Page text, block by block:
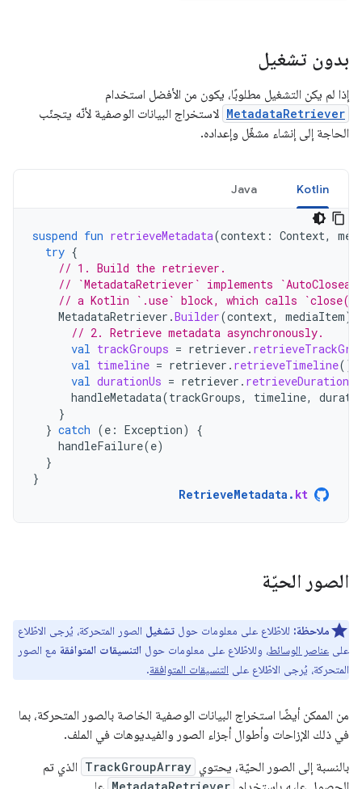
بدون تشغيل
إذا لم يكن التشغيل مطلوبًا، يكون من الأفضل استخدام
MetadataRetriever لاستخراج البيانات الوصفية لأنّه يتجنّب
الحاجة إلى إنشاء مشغّل وإعداده.
Kotlin
Java
suspend fun retrieveMetadata(context : Context,
try {
// 1. Build the retriever.
// `MetadataRetriever` implements
// a Kotlin `.use` block, which calls
MetadataRetriever .Builder(context, mediaItem).
// 2. Retrieve metadata asynchronously.
val trackGroups = retriever .
val timeline = retriever . retrieveTimeline().
val durationUs = retriever . retrieveDurationUs
handleMetadata(trackGroups, timeline,
}
} catch (e : Exception)
{
handleFailure(e)
}
}
RetrieveMetadata . kt
الصور الحيّة
ملاحظة: للاطّلاع على معلومات حول تشغيل الصور المتحركة، يُرجى الاطّلاع
على عناصر الوسائط، وللاطّلاع على معلومات حول التنسيقات المتوافقة مع الصور
المتحركة، يُرجى الاطّلاع على التنسيقات المتوافقة.
من الممكن أيضًا استخراج البيانات الوصفية الخاصة بالصور المتحركة، بما
في ذلك الإزاحات وأطوال أجزاء الصور والفيديوهات في الملف.
بالنسبة إلى الصور الحيّة، يحتوي TrackGroupArray الذي تم